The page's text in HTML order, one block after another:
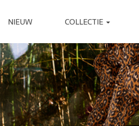
NIEUW COLLECTIE
ESPADRILLE
LAARS
LOAFER
PANTOFFEL
PUMP
SANDAAL
SNEAKER
INTERIEUR